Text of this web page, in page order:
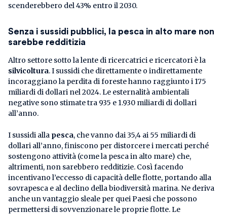
scenderebbero del 43% entro il 2030.
Senza i sussidi pubblici, la pesca in alto mare non
sarebbe redditizia
Altro settore sotto la lente di ricercatrici e ricercatori è la
silvicoltura. I sussidi che direttamente o indirettamente
incoraggiano la perdita di foreste hanno raggiunto i 175
miliardi di dollari nel 2024. Le esternalità ambientali
negative sono stimate tra 935 e 1.930 miliardi di dollari
all’anno.
I sussidi alla pesca, che vanno dai 35,4 ai 55 miliardi di
dollari all’anno, finiscono per distorcere i mercati perché
sostengono attività (come la pesca in alto mare) che,
altrimenti, non sarebbero redditizie. Così facendo
incentivano l’eccesso di capacità delle flotte, portando alla
sovrapesca e al declino della biodiversità marina. Ne deriva
anche un vantaggio sleale per quei Paesi che possono
permettersi di sovvenzionare le proprie flotte. Le